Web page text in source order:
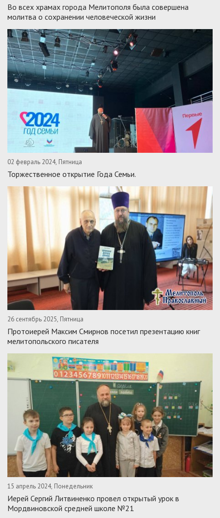
Во всех храмах города Мелитополя была совершена
молитва о сохранении человеческой жизни
02 февраль 2024, Пятница
Торжественное открытие Года Семьи.
26 сентябрь 2025, Пятница
Протоиерей Максим Смирнов посетил презентацию книг
мелитопольского писателя
15 апрель 2024, Понедельник
Иерей Сергий Литвиненко провел открытый урок в
Мордвиновской средней школе №21